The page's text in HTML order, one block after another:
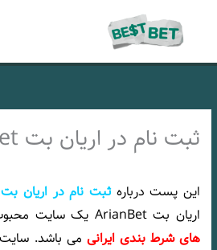
ثبت نام در اریان بت ArianBet
این پست دربارهثبت نام در اریان بت ArianBet
اریان بت ArianBet یک سایت محبوب میان طرفداران
های شرط بندی ایرانی